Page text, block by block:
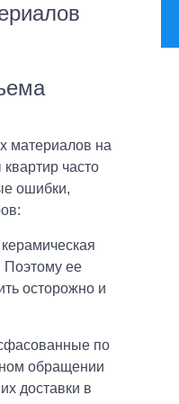
материалов на
часто
ошибки,
Поэтому ее
осторожно и
по
обращении
доставки в